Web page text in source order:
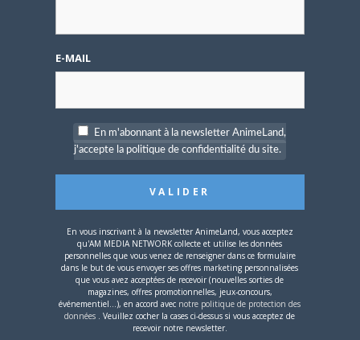
L’AnimeLand Hors-Série
– Spécial Posters est
4 AOÛT 2026 0
Une nouvelle série TV
Digimon en préparation
E-MAIL
En m'abonnant à la newsletter AnimeLand,
j'accepte la politique de confidentialité du site.
En vous inscrivant à la newsletter AnimeLand, vous acceptez
qu'AM MEDIA NETWORK collecte et utilise les données
personnelles que vous venez de renseigner dans ce formulaire
dans le but de vous envoyer ses offres marketing personnalisées
que vous avez acceptées de recevoir (nouvelles sorties de
magazines, offres promotionnelles, jeux-concours,
événementiel...), en accord avec notre politique de protection des
données . Veuillez cocher la cases ci-dessus si vous acceptez de
recevoir notre newsletter.